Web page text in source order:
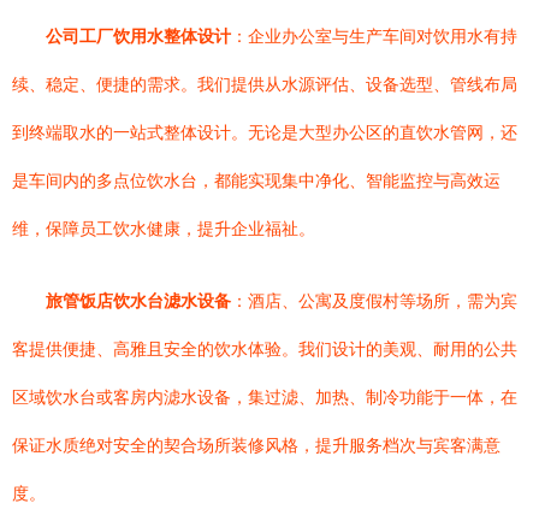
公司工厂饮用水整体设计 ：企业办公室与生产车间对饮用水有持
续、稳定、便捷的需求。我们提供从水源评估、设备选型、管线布局
到终端取水的一站式整体设计。无论是大型办公区的直饮水管网，还
是车间内的多点位饮水台，都能实现集中净化、智能监控与高效运
维，保障员工饮水健康，提升企业福祉。
旅管饭店饮水台滤水设备 ：酒店、公寓及度假村等场所，需为宾
客提供便捷、高雅且安全的饮水体验。我们设计的美观、耐用的公共
区域饮水台或客房内滤水设备，集过滤、加热、制冷功能于一体，在
保证水质绝对安全的契合场所装修风格，提升服务档次与宾客满意
度。